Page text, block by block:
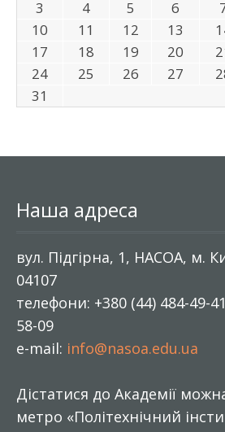
3
4 5 6
10
11 12 13
17
18 19 20
24
25 26 27
31
Наша адреса
вул. Підгірна, 1, НАСОА, м.
04107
телефони: +380 (44) 484-49-
58-09
e-mail: info@nasoa.edu.ua
Дістатися до Академії
метро «Політехнічний